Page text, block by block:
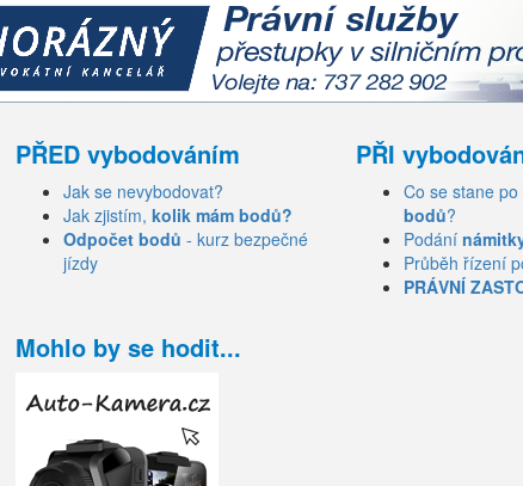
PŘED vybodováním
Jak se nevybodovat?
Jak zjistím, kolik mám bodů?
Odpočet bodů - kurz bezpečné
jízdy
PŘI
Co se stane po
bodů?
Podání
Průběh řízení
PRÁVNÍ
Mohlo by se hodit...